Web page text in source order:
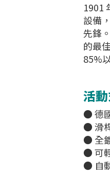
1901
設備
先鋒
的最
85%
活
● 德
● 滑
● 全
● 可
● 自